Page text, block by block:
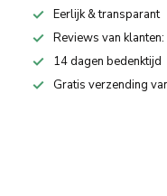
Eerlijk & transparant
Reviews van
14 dagen bedenktijd
Gratis verzending